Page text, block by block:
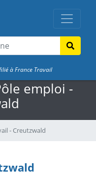
à France Travail
emploi -
- Creutzwald